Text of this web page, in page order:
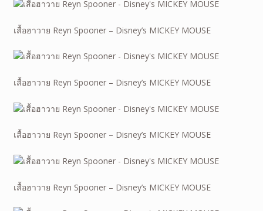
เสื้อฮาวาย Reyn Spooner – Disney’s MICKEY MOUSE
เสื้อฮาวาย Reyn Spooner – Disney’s MICKEY MOUSE
เสื้อฮาวาย Reyn Spooner – Disney’s MICKEY MOUSE
เสื้อฮาวาย Reyn Spooner – Disney’s MICKEY MOUSE